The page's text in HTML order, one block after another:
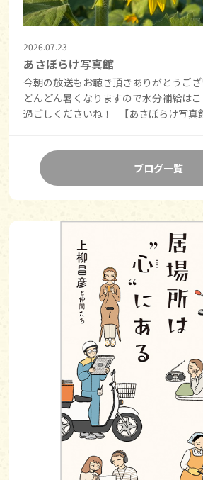
2026.07.23
あさぼらけ写真館
今朝の放送もお聴き頂きありがとうご
どんどん暑くなりますので水分補給は
過ごしくださいね！ 【あさぼらけ写真
ブログ一覧